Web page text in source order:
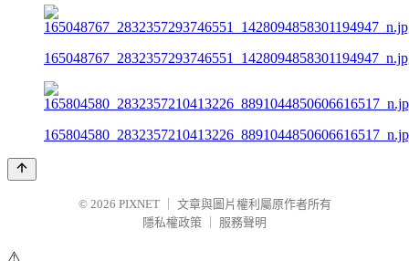
© 2026 PIXNET
文章與圖片權利屬原作者所有
隱私權政策
服務聲明
⚠️